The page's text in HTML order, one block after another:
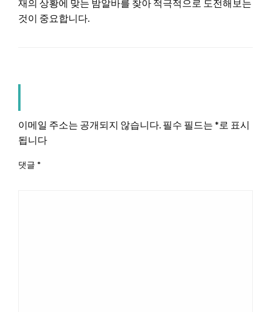
재의 상황에 맞는 밤알바를 찾아 적극적으로 도전해보는
것이 중요합니다.
이메일 주소는 공개되지 않습니다. 필수 필드는 *로 표시
됩니다
댓글 *